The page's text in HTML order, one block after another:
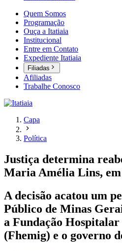
Quem Somos
Programação
Ouça a Itatiaia
Institucional
Entre em Contato
Expediente Itatiaia
Filiadas
Afiliadas
Trabalhe Conosco
Capa
Política
Justiça determina
Maria Amélia Lins,
A decisão acatou um
Público de Minas
a Fundação Hospitalar
(Fhemig) e o governo